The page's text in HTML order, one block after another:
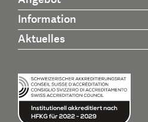
Information
Aktuelles